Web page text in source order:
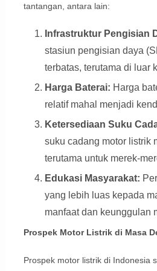
tantangan, antara lain:
Infrastruktur Pengisian
stasiun pengisian daya
terbatas, terutama di luar
Harga Baterai: Harga
relatif mahal menjadi
Ketersediaan Suku
suku cadang motor listrik
terutama untuk merek-
Edukasi Masyarakat:
yang lebih luas kepada
manfaat dan keunggulan
Prospek Motor Listrik di Masa
Prospek motor listrik di Indonesia